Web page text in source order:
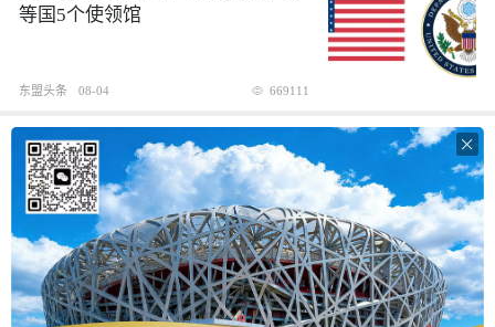
等国5个使领馆
东盟头条 08-04 669111
